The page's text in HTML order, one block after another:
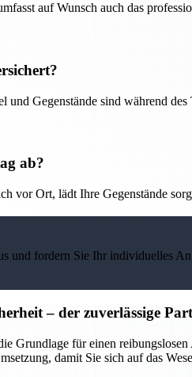
auf Wunsch auch das
und Gegenstände sind während des
ab?
vor Ort, lädt Ihre Gegenstände
und fordern Sie Ihr individuelles
– der zuverlässige
Grundlage für einen
damit Sie sich auf das